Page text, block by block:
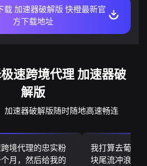
加速器破解版 快橙最新官
方下载地址
速跨境代理 加速器破
解版
加速器破解版随时随地高速畅连
境代理的忠实粉
月，然后给我的
我打算去葡萄
块尾流冲浪板